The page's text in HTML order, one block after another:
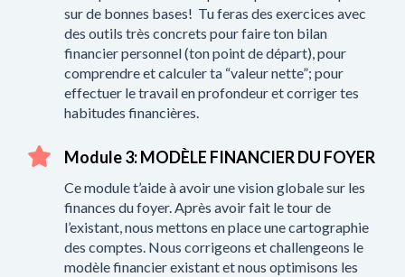
sur de bonnes bases! Tu feras des exercices avec
des outils très concrets pour faire ton bilan
financier personnel (ton point de départ), pour
comprendre et calculer ta “valeur nette”; pour
effectuer le travail en profondeur et corriger tes
habitudes financières.
Module 3: MODÈLE FINANCIER DU FOYER
Ce module t’aide à avoir une vision globale sur les
finances du foyer. Après avoir fait le tour de
l’existant, nous mettons en place une cartographie
des comptes. Nous corrigeons et challengeons le
modèle financier existant et nous optimisons les